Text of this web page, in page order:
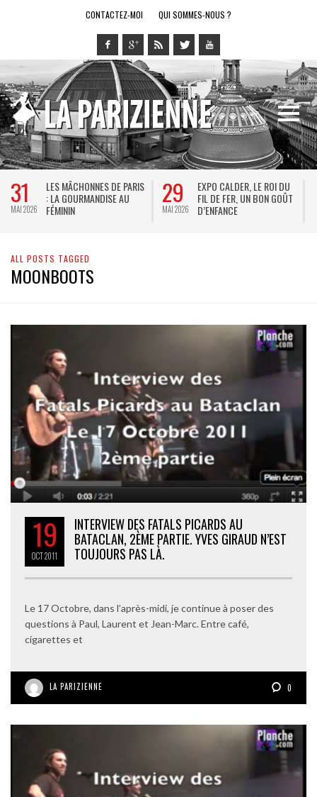
CONTACTEZ-MOI QUI SOMMES-NOUS ?
31
MAI 2026
LES MÂCHONNES DE PARIS
: LA GOURMANDISE AU
FÉMININ
29
MAI 2026
EXPO CALDER, LE ROI DU
FIL DE FER, UN BON GOÛT
D’ENFANCE
ALL POSTS TAGGED
MOONBOOTS
19
OCT2011
INTERVIEW DES FATALS PICARDS AU
BATACLAN, 2ÈME PARTIE. YVES GIRAUD N’EST
TOUJOURS PAS LÀ.
Le 17 Octobre, dans l’après-midi, je continue à poser des
questions à Paul, Laurent et Jean-Marc. Entre café,
cigarettes et
LA PARIZIENNE 0